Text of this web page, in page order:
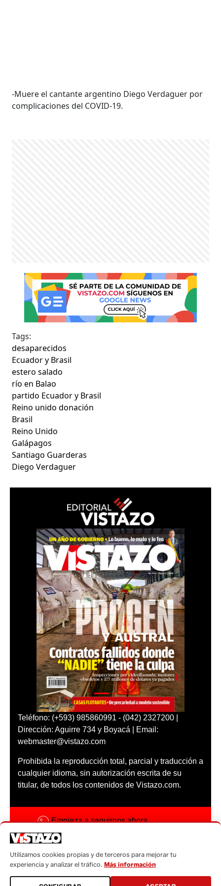
-Muere el cantante argentino Diego Verdaguer por
complicaciones del COVID-19.
Tags:
desaparecidos
Ecuador y Brasil
estero salado
río en Balao
partido Ecuador y Brasil
Reino unido donación
Brasil
Reino Unido
Galápagos
Santiago Guarderas
Diego Verdaguer
Teléfono: (+593) 985860991 - (042) 2327200 |
Dirección: Aguirre 734 y Boyacá | Email:
webmaster@vistazo.com
Prohibida la reproducción total, parcial y traducción a
cualquier idioma, sin autorización escrita de su
titular, de todos los contenidos de Vistazo.com.
Empieza a seguirnos ahora
Código ética
Sugerencias a:
Utilizamos cookies propias y de terceros para mejorar tu
experiencia y analizar el tráfico. Más información